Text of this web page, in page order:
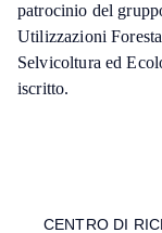
patrocinio del
Utilizzazioni
Selvicoltura ed
iscritto.
CENTRO DI